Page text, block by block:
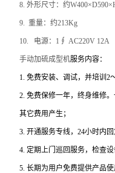
8.外形尺寸：约
9.重量：约213Kg
10. 电源：1∮ AC220V 12A
手动加硫成型机服务内容：
1.免费安装、调试，并培训2
2.免费保修一年，终身维修
其它费用产生；
3.开通服务专线，24小时内
4. 定期上门巡回服务，检查
5.长期为用户免费提供产品